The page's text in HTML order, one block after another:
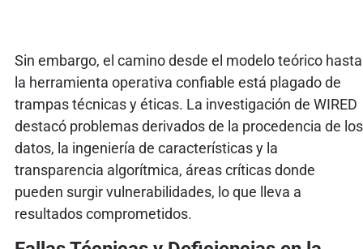
Sin embargo, el camino desde el modelo teórico hasta
la herramienta operativa confiable está plagado de
trampas técnicas y éticas. La investigación de WIRED
destacó problemas derivados de la procedencia de los
datos, la ingeniería de características y la
transparencia algorítmica, áreas críticas donde
pueden surgir vulnerabilidades, lo que lleva a
resultados comprometidos.